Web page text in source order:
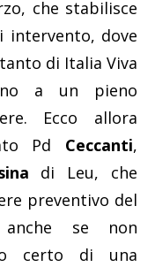
che stabilisce
intervento, dove
di Italia Viva
a un pieno
Ecco allora
Pd Ceccanti,
di Leu, che
preventivo del
anche se non
certo di una